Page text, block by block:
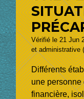
Vérifié le 21 Jun
et administrative
Différents
une personne
financière,